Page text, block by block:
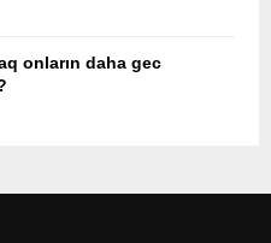
onların daha gec